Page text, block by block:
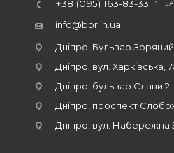
+38 (095) 163-83-33
info@bbr.in.ua
Дніпро, Бульвар
Дніпро, вул. Харківська,
Дніпро, бульвар Слави 2г
Дніпро, проспект
Дніпро, вул. Набережна